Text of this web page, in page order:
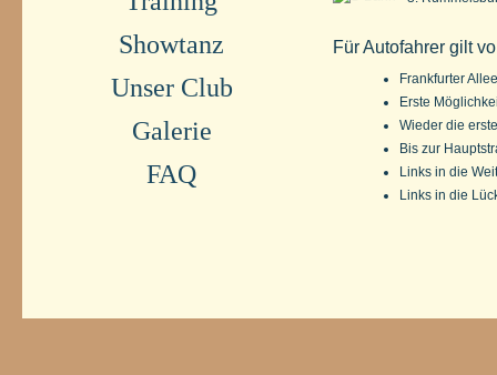
Showtanz
Unser Club
Galerie
FAQ
Für Autofahrer gilt
Frankfurter
Erste
Wieder die
Bis zur
Links in die
Links in die